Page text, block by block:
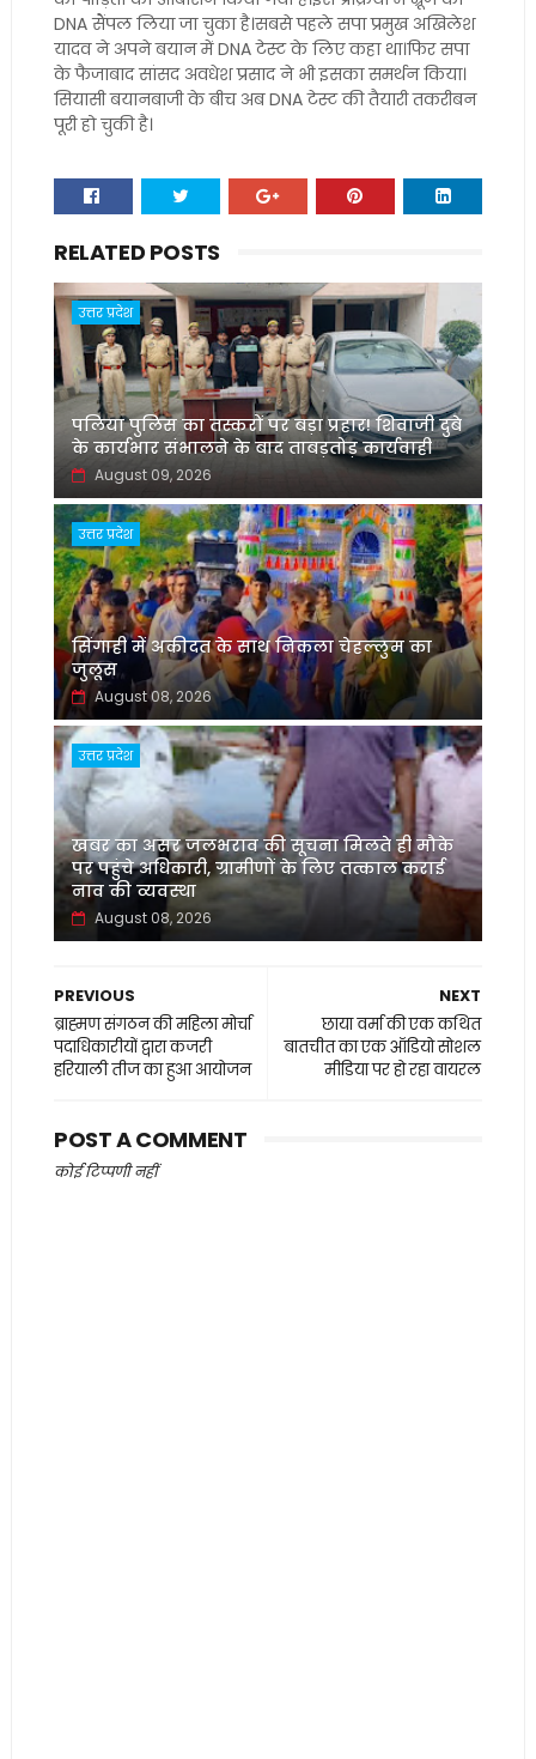
DNA सैंपल लिया जा चुका है।सबसे पहले सपा प्रमुख अखिलेश
यादव ने अपने बयान में DNA टेस्ट के लिए कहा था।फिर सपा
के फैजाबाद सांसद अवधेश प्रसाद ने भी इसका समर्थन किया।
सियासी बयानबाजी के बीच अब DNA टेस्ट की तैयारी तकरीबन
पूरी हो चुकी है।
RELATED POSTS
उत्तर प्रदेश
पलिया पुलिस का तस्करों पर बड़ा प्रहार! शिवाजी दुबे
के कार्यभार संभालने के बाद ताबड़तोड़ कार्यवाही
August 09, 2026
उत्तर प्रदेश
सिंगाही में अकीदत के साथ निकला चेहल्लुम का
जुलूस
August 08, 2026
उत्तर प्रदेश
खबर का असर जलभराव की सूचना मिलते ही मौके
पर पहुंचे अधिकारी, ग्रामीणों के लिए तत्काल कराई
नाव की व्यवस्था
August 08, 2026
NEXT
छाया वर्मा की एक कथित
बातचीत का एक ऑडियो सोशल
मीडिया पर हो रहा वायरल
PREVIOUS
ब्राह्मण संगठन की महिला मोर्चा
पदाधिकारीयों द्वारा कजरी
हरियाली तीज का हुआ आयोजन
POST A COMMENT
कोई टिप्पणी नहीं